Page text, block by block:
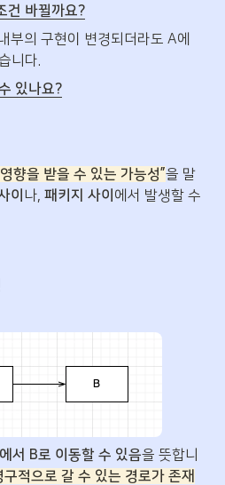
건 바뀔까요?
부의 구현이 변경되더라도 A에
니다.
있나요?
향을 받을 수 있는 가능성”을 말
이 나, 패키지 사이 에서 발생할 수
서 B로 이동할 수 있음을 뜻합니
적으로 갈 수 있는 경로가 존재